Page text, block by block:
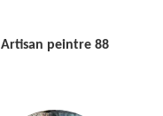
Artisan peintre 88